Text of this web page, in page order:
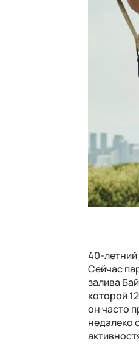
40-летний
Сейчас
залива
которой
он часто
недалеко